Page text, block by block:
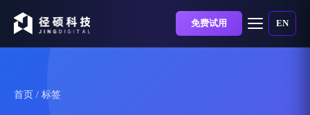
免费试用 EN
首页 / 标签